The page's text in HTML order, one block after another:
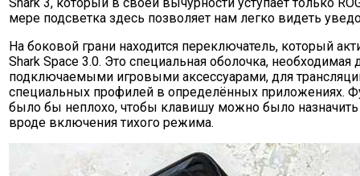
мере подсветка здесь позволяет нам легко видеть
На боковой грани находится переключатель, который
Shark Space 3.0. Это специальная оболочка, необходимая
подключаемыми игровыми аксессуарами, для
специальных профилей в определённых приложениях.
было бы неплохо, чтобы клавишу можно было назначить
вроде включения тихого режима.